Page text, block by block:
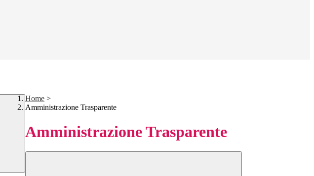
Home >
Amministrazione Trasparente
Amministrazione Trasparente